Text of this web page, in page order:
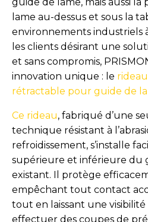
lame au-dessus et sous la
environnements industriels
les clients désirant une
et sans compromis,
innovation unique : le
rétractable pour guide de
Ce rideau, fabriqué d’une
technique résistant à
refroidissement, s’installe
supérieure et inférieure du
existant. Il protège
empêchant tout contact
tout en laissant une
effectuer des coupes de